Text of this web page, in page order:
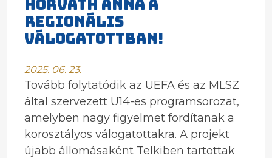
HORVÁTH ANNA A
REGIONÁLIS
VÁLOGATOTTBAN!
2025. 06. 23.
Tovább folytatódik az UEFA és az MLSZ
által szervezett U14-es programsorozat,
amelyben nagy figyelmet fordítanak a
korosztályos válogatottakra. A projekt
újabb állomásaként Telkiben tartottak